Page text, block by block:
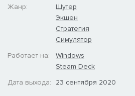
вы дадите своему отряду решающее
Укрепление позиций, будь то
пулеметов и противотанковых
и колючей проволоки, или ящиков с
Хорошая связь — лучший друг
Жанр:
Шутер
Экшен
Стратегия
Симулятор
Работает на:
Windows
Steam Deck
Дата выхода:
23 сентября 2020